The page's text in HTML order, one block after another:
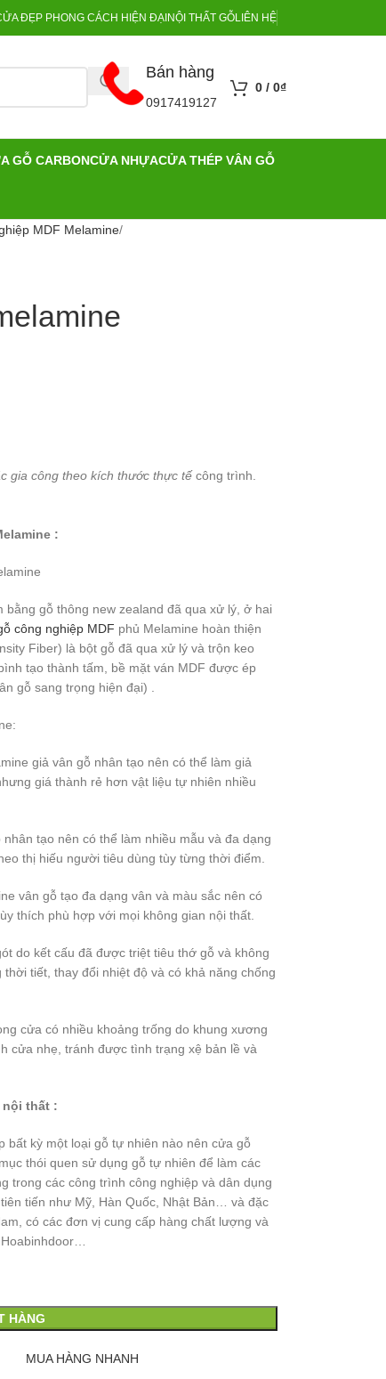
ĐẸP PHONG CÁCH HIỆN ĐẠI NỘI THẤT GỖLIÊN HỆ
Bán hàng
0917419127
0 / 0₫
GỖ CARBONCỬA NHỰACỬA THÉP VÂN GỖ
MDF Melamine
gia công theo kích thước thực tếcông trình.
:
bằng gỗ thông new zealand đã qua xử lý, ở hai
công nghiệp MDF phủ Melamine hoàn thiện
Fiber) là bột gỗ đã qua xử lý và trộn keo
tạo thành tấm, bề mặt ván MDF được ép
gỗ sang trọng hiện đại) .
giả vân gỗ nhân tạo nên có thể làm giả
giá thành rẻ hơn vật liệu tự nhiên nhiều
tạo nên có thể làm nhiều mẫu và đa dạng
thị hiếu người tiêu dùng tùy từng thời điểm.
vân gỗ tạo đa dạng vân và màu sắc nên có
thích phù hợp với mọi không gian nội thất.
do kết cấu đã được triệt tiêu thớ gỗ và không
tiết, thay đổi nhiệt độ và có khả năng chống
cửa có nhiều khoảng trống do khung xương
cửa nhẹ, tránh được tình trạng xệ bản lề và
nội thất :
bất kỳ một loại gỗ tự nhiên nào nên cửa gỗ
thói quen sử dụng gỗ tự nhiên để làm các
trong các công trình công nghiệp và dân dụng
tiến như Mỹ, Hàn Quốc, Nhật Bản… và đặc
có các đơn vị cung cấp hàng chất lượng và
HÀNG
MUA HÀNG NHANH